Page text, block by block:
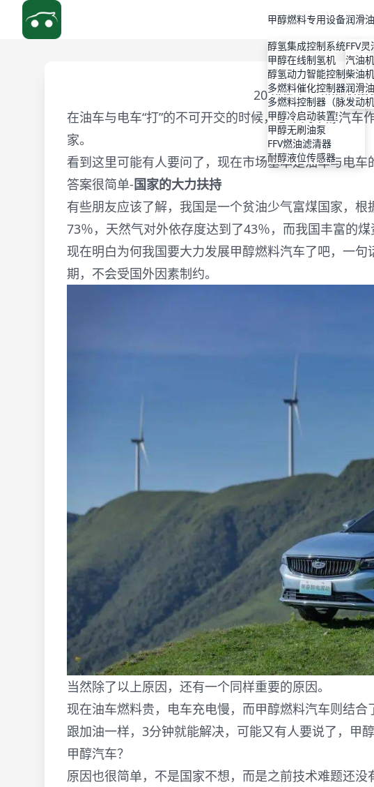
甲醇燃料专用设备
醇氢集成控制系统
甲醇在线制氢机
醇氢动力智能控制器
多燃料催化控制器
多燃料控制器（脉宽）
甲醇冷启动装置
甲醇无刷油泵
FFV燃油滤清器
耐醇液位传感器
润滑油
FFV
汽油
柴油
润滑
发动
2024年了，新能源电
在油车与电车“打”的不可开交的时候，想不到甲醇汽
家。
看到这里可能有人要问了，现在市场基本是油车与电车
答案很简单-国家的大力扶持
有些朋友应该了解，我国是一个贫油少气富煤国家，
73％，天然气对外依存度达到了43％，而我国丰富的煤
现在明白为何我国要大力发展甲醇燃料汽车了吧，一
期，不会受国外因素制约。
当然除了以上原因，还有一个同样重要的原因。
现在油车燃料贵，电车充电慢，而甲醇燃料汽车则结
跟加油一样，3分钟就能解决，可能又有人要说了，甲
甲醇汽车？
原因也很简单，不是国家不想，而是之前技术难题还没